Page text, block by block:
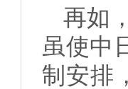
再如
虽使中
制安排